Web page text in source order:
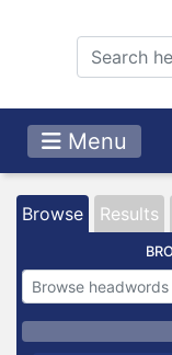
Menu
Browse Results